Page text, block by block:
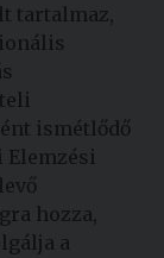
kapcsolatok
Egyetemi
Lelkészség
tartalmaz,
ismétlődő
Elemzési
hozza,
a